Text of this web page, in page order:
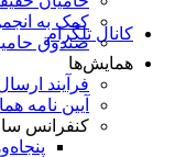
کانال تلگرام
کمک به
صندوق
همایش‌ها
فرآیند
آیین نامه
کنفرانس‌